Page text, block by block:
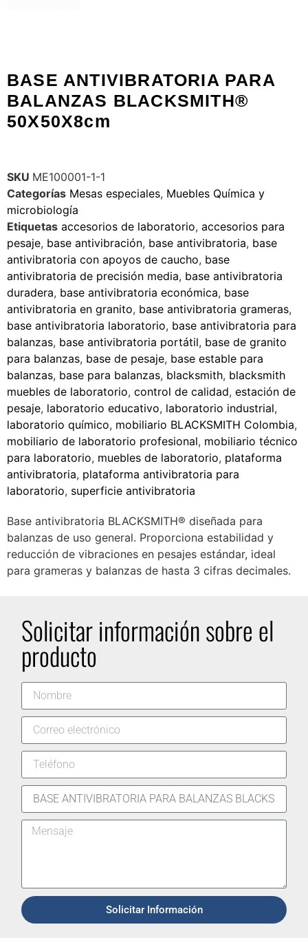
BASE ANTIVIBRATORIA PARA
BALANZAS BLACKSMITH®
50X50X8cm
SKU ME100001-1-1
Categorías Mesas especiales, Muebles Química y
microbiología
Etiquetas accesorios de laboratorio, accesorios para
pesaje, base antivibración, base antivibratoria, base
antivibratoria con apoyos de caucho, base
antivibratoria de precisión media, base antivibratoria
duradera, base antivibratoria económica, base
antivibratoria en granito, base antivibratoria grameras,
base antivibratoria laboratorio, base antivibratoria para
balanzas, base antivibratoria portátil, base de granito
para balanzas, base de pesaje, base estable para
balanzas, base para balanzas, blacksmith, blacksmith
muebles de laboratorio, control de calidad, estación de
pesaje, laboratorio educativo, laboratorio industrial,
laboratorio químico, mobiliario BLACKSMITH Colombia,
mobiliario de laboratorio profesional, mobiliario técnico
para laboratorio, muebles de laboratorio, plataforma
antivibratoria, plataforma antivibratoria para
laboratorio, superficie antivibratoria
Base antivibratoria BLACKSMITH® diseñada para
balanzas de uso general. Proporciona estabilidad y
reducción de vibraciones en pesajes estándar, ideal
para grameras y balanzas de hasta 3 cifras decimales.
Solicitar información sobre el
producto
Solicitar Información